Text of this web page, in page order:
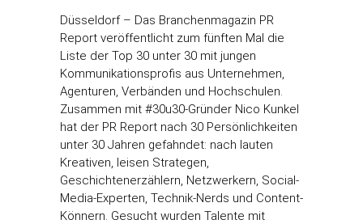
Düsseldorf – Das Branchenmagazin PR
Report veröffentlicht zum fünften Mal die
Liste der Top 30 unter 30 mit jungen
Kommunikationsprofis aus Unternehmen,
Agenturen, Verbänden und Hochschulen.
Zusammen mit #30u30-Gründer Nico Kunkel
hat der PR Report nach 30 Persönlichkeiten
unter 30 Jahren gefahndet: nach lauten
Kreativen, leisen Strategen,
Geschichtenerzählern, Netzwerkern, Social-
Media-Experten, Technik-Nerds und Content-
Könnern. Gesucht wurden Talente mit